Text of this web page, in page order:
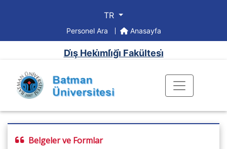
TR
Personel Ara Anasayfa
Di̇ş Heki̇mli̇ği̇ Fakültesi̇
Belgeler ve Formlar